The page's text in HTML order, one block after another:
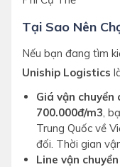
Tại Sao Nên
Nếu bạn đang tìm
Uniship Logistics
Giá vận chuyển
700.000đ/m3,
Trung Quốc về
đối. Thời gian
Line vận